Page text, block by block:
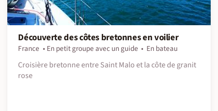
Découverte des côtes bretonnes en voilier
France En petit groupe avec un guide
En bateau
Croisière bretonne entre Saint Malo et la côte de granit
rose